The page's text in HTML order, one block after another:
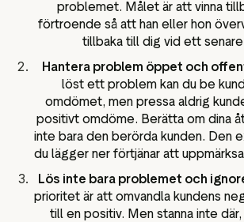
problemet. Målet är att vinna
förtroende så att han eller hon
tillbaka till dig vid ett
Hantera problem öppet och
löst ett problem kan du be
omdömet, men pressa aldrig
positivt omdöme. Berätta om dina
inte bara den berörda kunden. Den
du lägger ner förtjänar att
Lös inte bara problemet och
prioritet är att omvandla kundens
till en positiv. Men stanna inte där,